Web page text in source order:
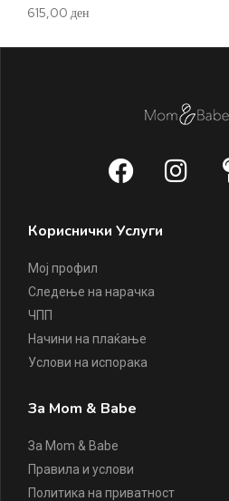
615,00 ден
Кориснички Услуги
Мој профил
Следење на нарачка
ЧПП
Начини на плаќање
Услови на испорака
За Mom & Babe
За Mom & Babe
Правила и услови
Политика на приватност